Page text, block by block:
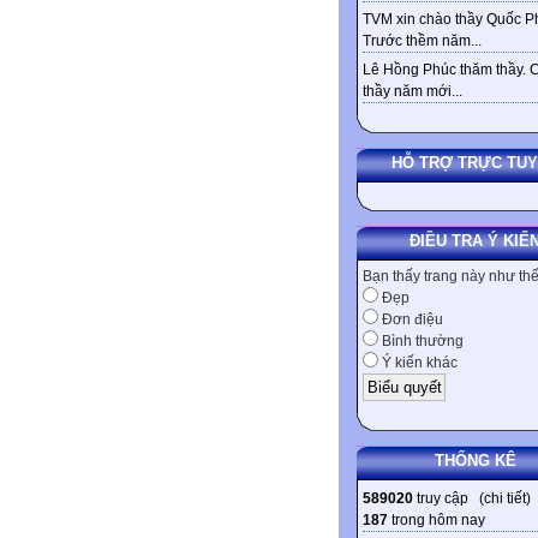
TVM xin chào thầy Quốc
Trước thềm năm...
Lê Hồng Phúc thăm thầy.
thầy năm mới...
HỖ TRỢ TRỰC
ĐIỀU TRA Ý
Bạn thấy trang này như
Đẹp
Đơn điệu
Bình thường
Ý kiến khác
THỐNG KÊ
589020 truy cập (chi tiết)
187 trong hôm nay